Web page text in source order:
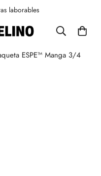
laborables
ESPE™ Manga 3/4